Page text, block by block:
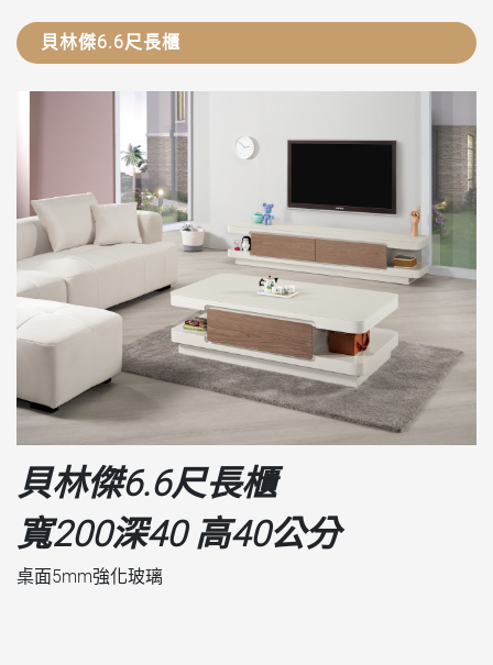
貝林傑6.6尺長櫃
貝林傑6.6尺長櫃
寬200深40 高40公分
桌面5mm強化玻璃